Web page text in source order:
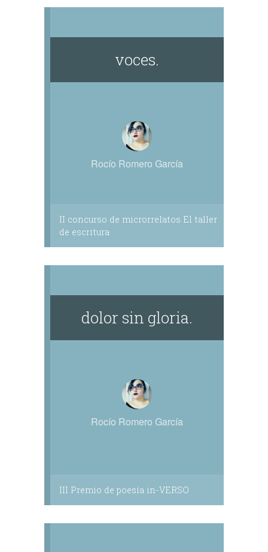
voces.
Rocío Romero García
II concurso de microrrelatos El taller
de escritura
dolor sin gloria.
Rocío Romero García
III Premio de poesía in-VERSO